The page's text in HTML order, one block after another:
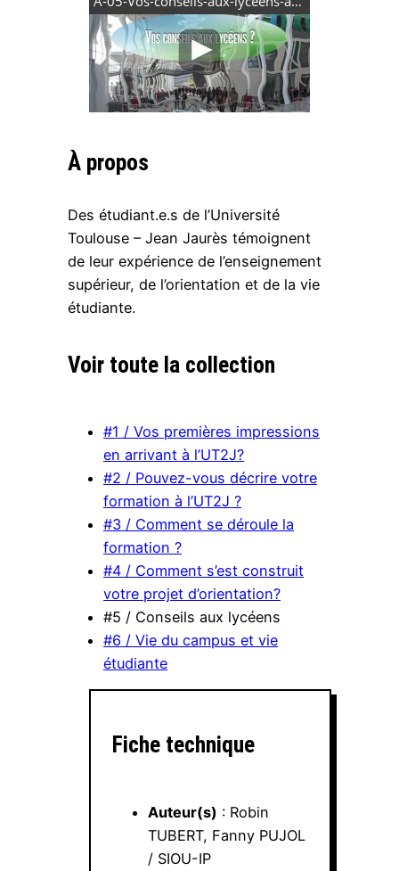
À propos
Des étudiant.e.s de l’Université
Toulouse – Jean Jaurès témoignent
de leur expérience de l’enseignement
supérieur, de l’orientation et de la vie
étudiante.
Voir toute la collection
#1 / Vos premières impressions
en arrivant à l’UT2J?
#2 / Pouvez-vous décrire votre
formation à l’UT2J ?
#3 / Comment se déroule la
formation ?
#4 / Comment s’est construit
votre projet d’orientation?
#5 / Conseils aux lycéens
#6 / Vie du campus et vie
étudiante
Fiche technique
Auteur(s) : Robin
TUBERT, Fanny PUJOL
/ SIOU-IP